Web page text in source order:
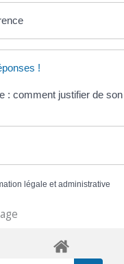
!
: comment justifier de
légale et administrative